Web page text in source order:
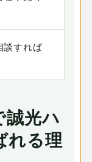
談すれば
誠光ハ
れる理